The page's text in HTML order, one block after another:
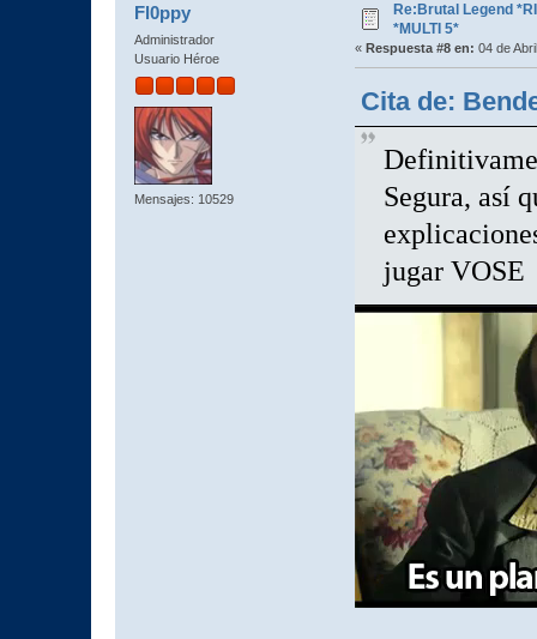
Fl0ppy
Administrador
Usuario Héroe
Mensajes: 10529
Re:Brutal Legend
*MULTI 5*
« Respuesta #8 en: 04 de
Cita de:
Segura, así
jugar VOSE